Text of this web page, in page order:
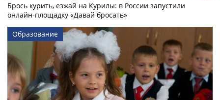
Брось курить, езжай на Курилы: в России запустили
онлайн-­площадку «Давай бросать»
Образование